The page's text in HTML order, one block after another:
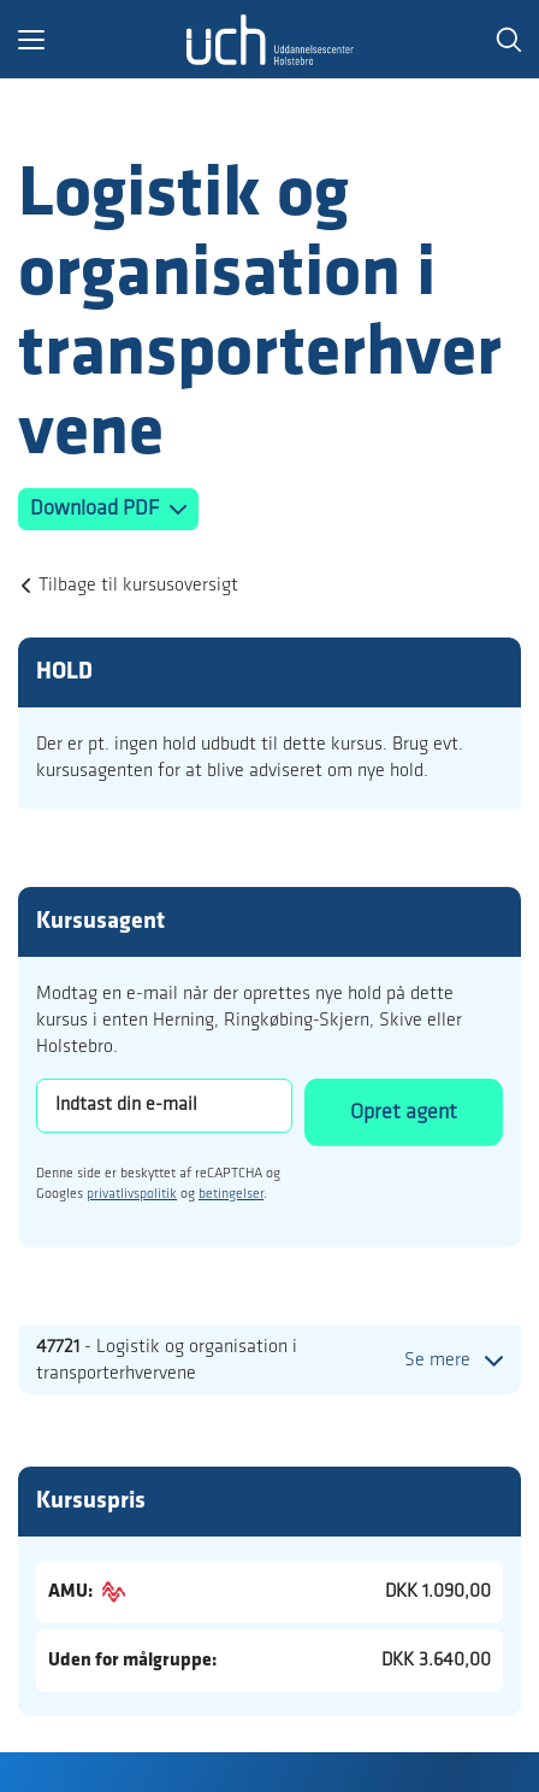
Toggle
Logistik og
organisation i
transporterhver
vene
Download PDF
Tilbage til kursusoversigt
HOLD
Der er pt. ingen hold udbudt til dette kursus. Brug evt.
kursusagenten for at blive adviseret om nye hold.
Kursusagent
Modtag en e-mail når der oprettes nye hold på dette
kursus i enten Herning, Ringkøbing-Skjern, Skive eller
Holstebro.
Opret agent
Denne side er beskyttet af reCAPTCHA og
Googles privatlivspolitik og betingelser.
47721 - Logistik og organisation i
transporterhvervene
Se mere
Kursuspris
AMU: DKK 1.090,00
Uden for målgruppe: DKK 3.640,00